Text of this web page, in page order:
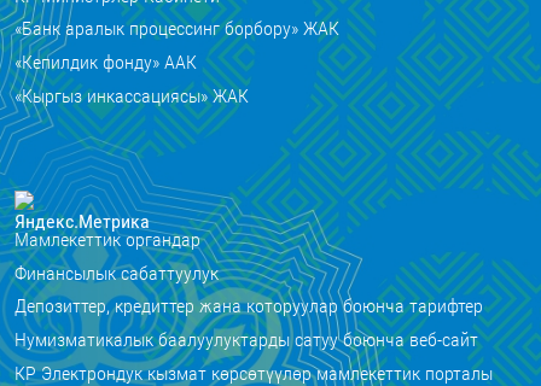
«Банк аралык процессинг борбору» ЖАК
«Кепилдик фонду» ААК
«Кыргыз инкассациясы» ЖАК
Мамлекеттик органдар
Финансылык сабаттуулук
Депозиттер, кредиттер жана которуулар боюнча тарифтер
Нумизматикалык баалуулуктарды сатуу боюнча веб-сайт
КР Электрондук кызмат көрсөтүүлөр мамлекеттик порталы